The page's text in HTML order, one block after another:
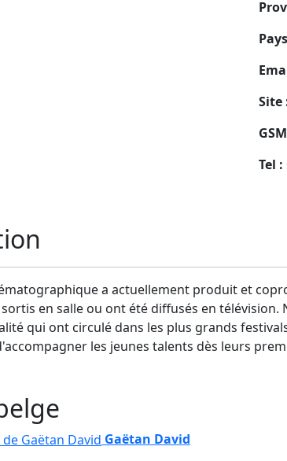
Site
Tel :
a actuellement produit et
en salle ou ont été diffusés en
qui ont circulé dans les plus grands
les jeunes talents dès leurs
Gaëtan David